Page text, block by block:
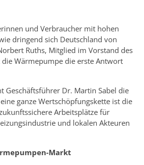
und Verbraucher mit hohen
dringend sich Deutschland von
Ruths, Mitglied im Vorstand des
Wärmepumpe die erste Antwort
Geschäftsführer Dr. Martin Sabel die
ganze Wertschöpfungskette ist die
Arbeitsplätze für
und lokalen Akteuren
Markt